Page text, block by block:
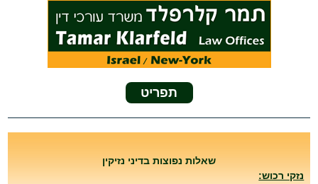
תפריט
שאלות נפוצות בדיני נזיקין
נזקי רכוש: